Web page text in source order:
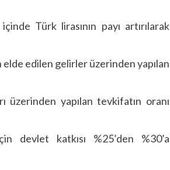
Türk lirasının payı artırılarak
edilen gelirler üzerinden yapılan
üzerinden yapılan tevkifatın oranı
devlet katkısı %25’den %30’a